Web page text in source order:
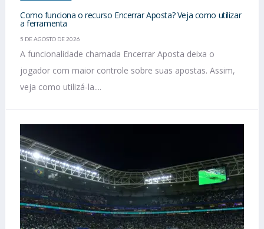
Como funciona o recurso Encerrar Aposta? Veja como utilizar
a ferramenta
5 DE AGOSTO DE 2026
A funcionalidade chamada Encerrar Aposta deixa o
jogador com maior controle sobre suas apostas. Assim,
veja como utilizá-la....